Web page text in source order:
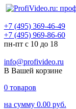
+7 (495) 369-46-49
+7 (495) 969-86-60
пн-пт с 10 до 18
info@profivideo.ru
В Вашей корзине
0 товаров
на сумму 0.00 руб.